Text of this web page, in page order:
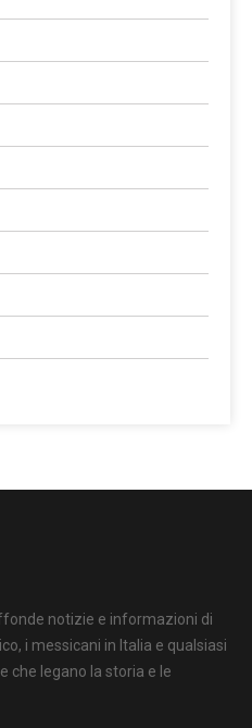
notizie e informazioni di
i messicani in Italia e qualsiasi
che legano la storia e le